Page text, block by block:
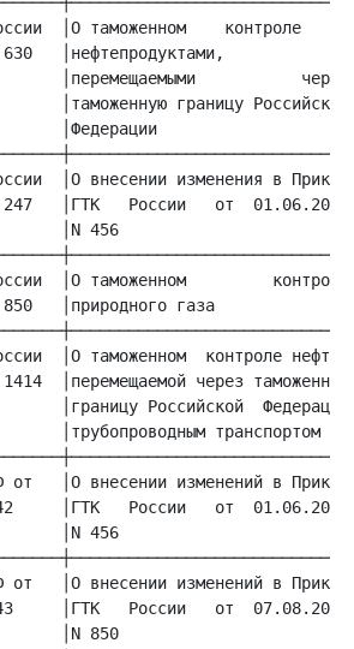
│О таможенном    контроле
N 630   │нефтепродуктами,
│перемещаемыми
границу
│Федерации
│О внесении изменения в
N 247   │ГТК   России   от
│N 456
│О таможенном
N 850   │природного газа
│О таможенном  контроле
1414  │перемещаемой через
Российской
│трубопроводным
от   │О внесении изменений в
│ГТК   России   от
│N 456
от   │О внесении изменений в
│ГТК   России   от
│N 850